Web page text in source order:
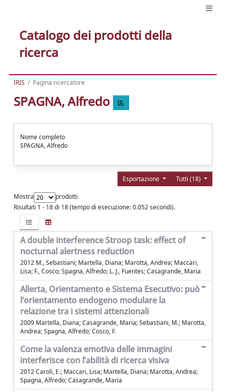
Catalogo dei prodotti della
ricerca
IRIS Pagina ricercatore
SPAGNA, Alfredo
Nome completo
SPAGNA, Alfredo
Tutti (18)
Esportazione
Mostra
prodotti
Risultati 1 - 18 di 18 (tempo di esecuzione: 0.052 secondi).
A double interference Stroop task: effect of
nocturnal alertness reduction
2012 M., Sebastiani; Martella, Diana; Marotta, Andrea; Maccari,
Lisa; F., Cosco; Spagna, Alfredo; L. J., Fuentes; Casagrande, Maria
Allerta, Orientamento e Sistema Esecutivo: può
l’orientamento endogeno modulare la
relazione tra i sistemi attenzionali
2009 Martella, Diana; Casagrande, Maria; Sebastiani, M.; Marotta,
Andrea; Spagna, Alfredo; Cosco, F.
Come la valenza emotiva delle immagini
interferisce con l’abilità di ricerca visiva
2012 Caroli, E.; Maccari, Lisa; Martella, Diana; Marotta, Andrea;
Spagna, Alfredo; Casagrande, Maria